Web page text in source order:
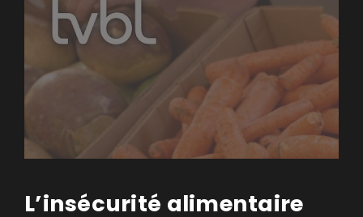
L’insécurité alimentaire